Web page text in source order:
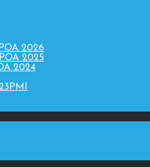
2026
2025
2024